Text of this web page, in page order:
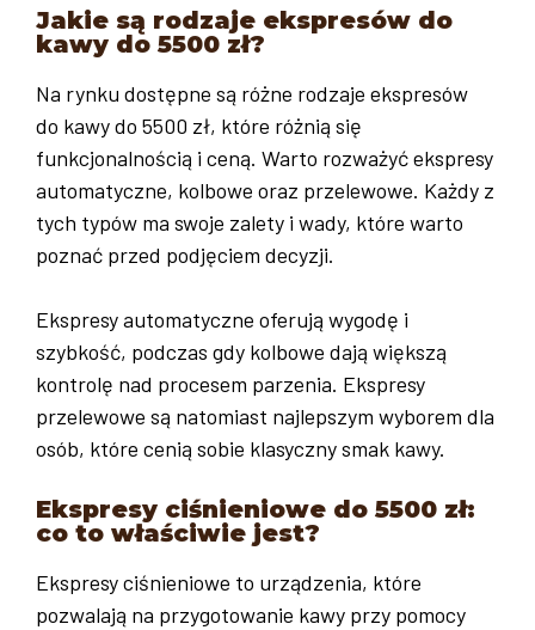
Jakie są rodzaje ekspresów do
kawy do 5500 zł?
Na rynku dostępne są różne rodzaje ekspresów
do kawy do 5500 zł, które różnią się
funkcjonalnością i ceną. Warto rozważyć ekspresy
automatyczne, kolbowe oraz przelewowe. Każdy z
tych typów ma swoje zalety i wady, które warto
poznać przed podjęciem decyzji.
Ekspresy automatyczne oferują wygodę i
szybkość, podczas gdy kolbowe dają większą
kontrolę nad procesem parzenia. Ekspresy
przelewowe są natomiast najlepszym wyborem dla
osób, które cenią sobie klasyczny smak kawy.
Ekspresy ciśnieniowe do 5500 zł:
co to właściwie jest?
Ekspresy ciśnieniowe to urządzenia, które
pozwalają na przygotowanie kawy przy pomocy